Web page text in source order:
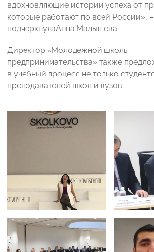
вдохновляющие истории успеха от
которые работают по всей России», –
подчеркнулаАнна Малышева.
Директор «Молодежной школы
предпринимательства» также
в учебный процесс не только
преподавателей школ и вузов.